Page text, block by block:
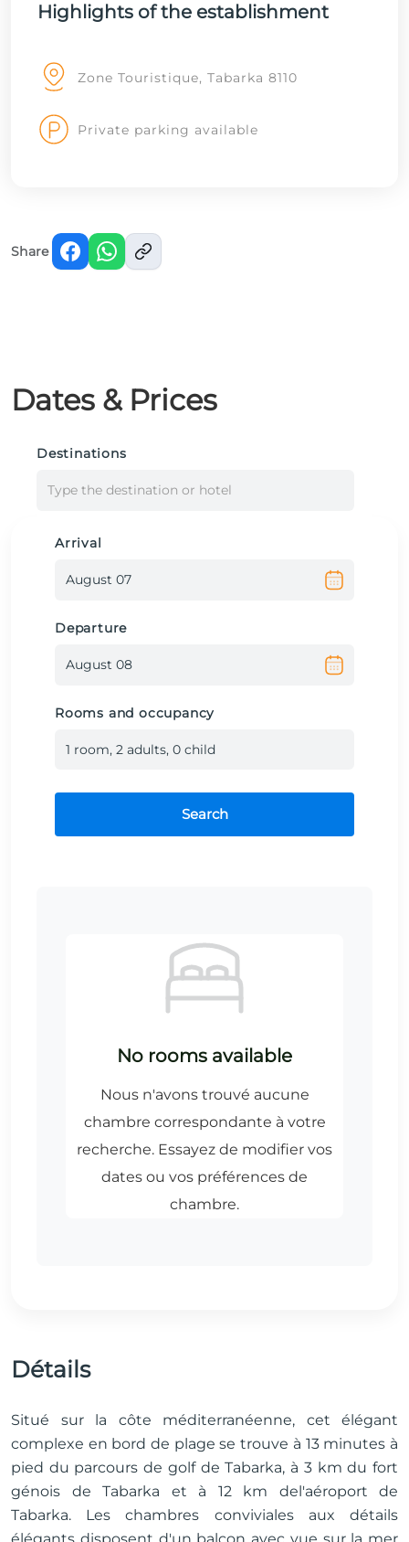
Highlights of the establishment
Zone Touristique, Tabarka 8110
Private parking available
Share
Dates & Prices
Destinations
Type the destination or hotel
Arrival
Departure
Rooms and occupancy
1 room, 2 adults, 0 child
Search
Détails
Situé sur la côte méditerranéenne, cet élégant
complexe en bord de plage se trouve à 13 minutes à
pied du parcours de golf de Tabarka, à 3 km du fort
génois de Tabarka et à 12 km del'aéroport de
Tabarka. Les chambres conviviales aux détails